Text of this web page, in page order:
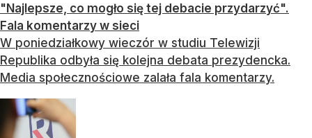
"Najlepsze, co mogło się tej debacie przydarzyć".
Fala komentarzy w sieci
W poniedziałkowy wieczór w studiu Telewizji
Republika odbyła się kolejna debata prezydencka.
Media społecznościowe zalała fala komentarzy.